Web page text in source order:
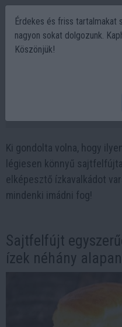
Ki gondolta volna, hogy
légiesen könnyű
elképesztő ízkavalkádot
mindenki imádni fog!
Sajtfelfújt
ízek néhány
Érdekes és friss tartalmakat
nagyon sokat dolgozunk.
Köszönjük!